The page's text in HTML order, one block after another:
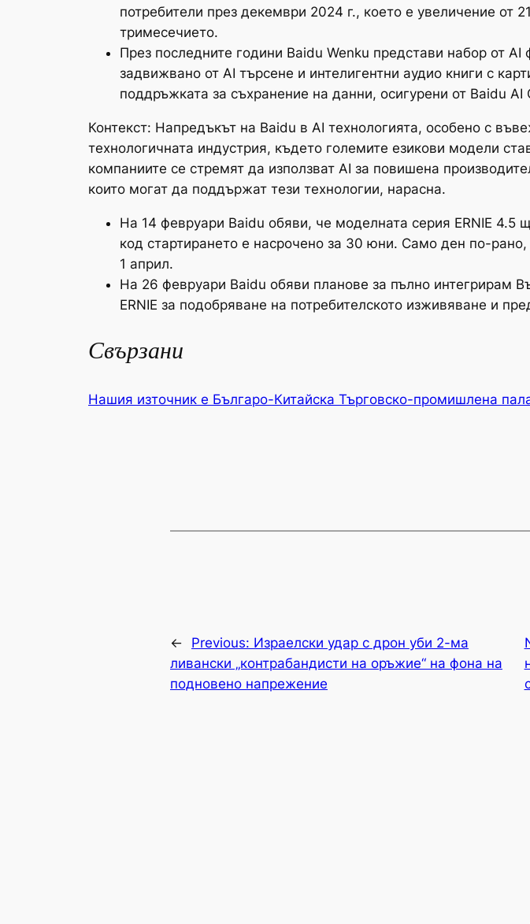
потребители през декември 2024 г., което е увеличение от
тримесечието.
През последните години Baidu Wenku представи набор от
задвижвано от AI търсене и интелигентни аудио книги с
поддръжката за съхранение на данни, осигурени от Baidu AI
Контекст: Напредъкът на Baidu в AI технологията, особено с
технологичната индустрия, където големите езикови модели
компаниите се стремят да използват AI за повишена
които могат да поддържат тези технологии, нарасна.
На 14 февруари Baidu обяви, че моделната серия ERNIE
код стартирането е насрочено за 30 юни. Само ден по-
1 април.
На 26 февруари Baidu обяви планове за пълно интегрирам
ERNIE за подобряване на потребителското изживяване и
Свързани
Нашия източник е Българо-Китайска Търговско-промишлена
← Previous: Израелски удар с дрон уби 2-ма
ливански „контрабандисти на оръжие“ на фона на
подновено напрежение